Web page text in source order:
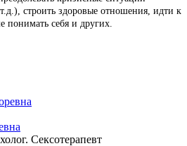
строить здоровые отношения, идти к
себя и других.
Сексотерапевт